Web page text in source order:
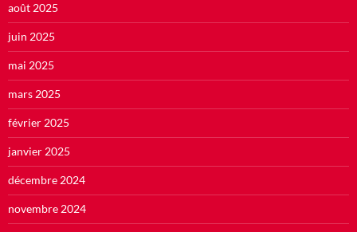
août 2025
juin 2025
mai 2025
mars 2025
février 2025
janvier 2025
décembre 2024
novembre 2024